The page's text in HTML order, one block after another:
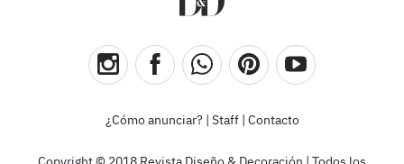
¿Cómo anunciar? Staff| Contacto